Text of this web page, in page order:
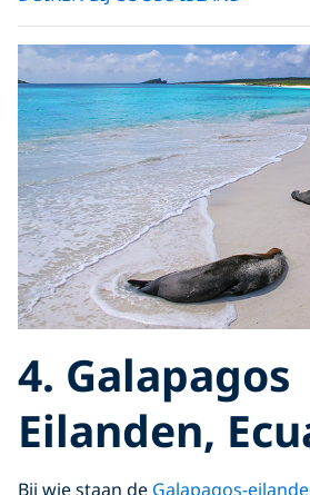
4. Galapagos
Eilanden,
Bij wie staan de Galapagos-